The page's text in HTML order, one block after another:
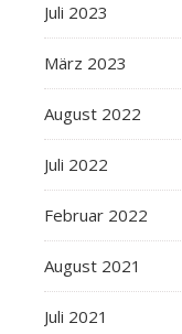
Juli 2023
März 2023
August 2022
Juli 2022
Februar 2022
August 2021
Juli 2021